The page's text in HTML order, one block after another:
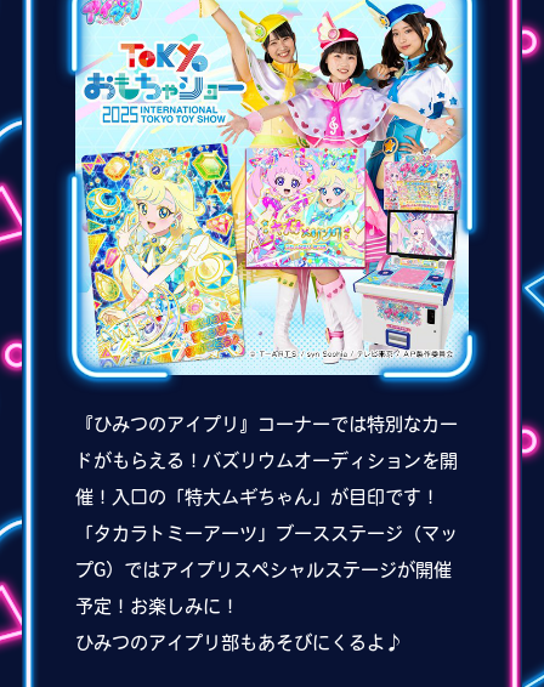
『ひみつのアイプリ』コーナーでは特別なカー
ドがもらえる！バズリウムオーディションを開
催！入口の「特大ムギちゃん」が目印です！
「タカラトミーアーツ」ブースステージ（マッ
プG）ではアイプリスペシャルステージが開催
予定！お楽しみに！
ひみつのアイプリ部もあそびにくるよ♪